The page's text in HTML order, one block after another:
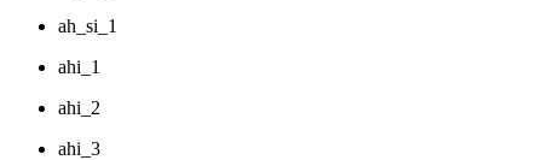
ah_si_1
ahi_1
ahi_2
ahi_3